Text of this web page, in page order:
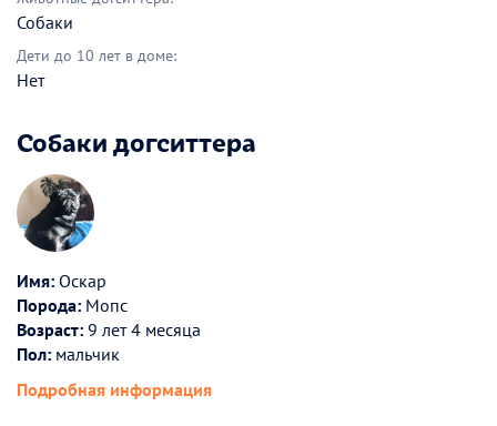
Собаки
Дети до 10 лет в доме:
Нет
Собаки догситтера
Имя: Оскар
Порода: Мопс
Возраст: 9 лет 4 месяца
Пол: мальчик
Подробная информация